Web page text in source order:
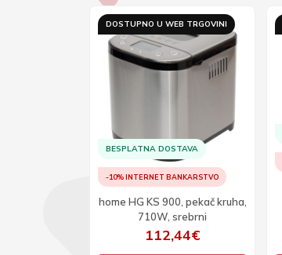
DOSTUPNO U WEB TRGOVINI
BESPLATNA DOSTAVA
-10% INTERNET BANKARSTVO
home HG KS 900, pekač kruha,
710W, srebrni
112,44€